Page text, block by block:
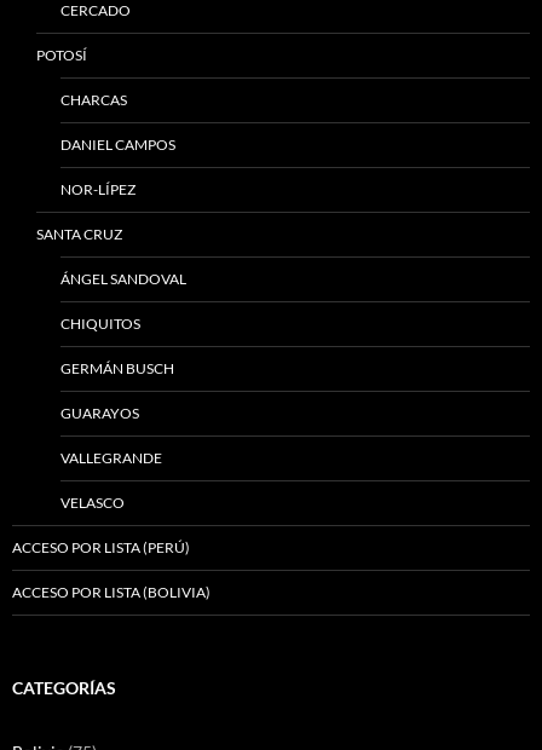
CERCADO
POTOSÍ
CHARCAS
DANIEL CAMPOS
NOR-LÍPEZ
SANTA CRUZ
ÁNGEL SANDOVAL
CHIQUITOS
GERMÁN BUSCH
GUARAYOS
VALLEGRANDE
VELASCO
ACCESO POR LISTA (PERÚ)
ACCESO POR LISTA (BOLIVIA)
CATEGORÍAS